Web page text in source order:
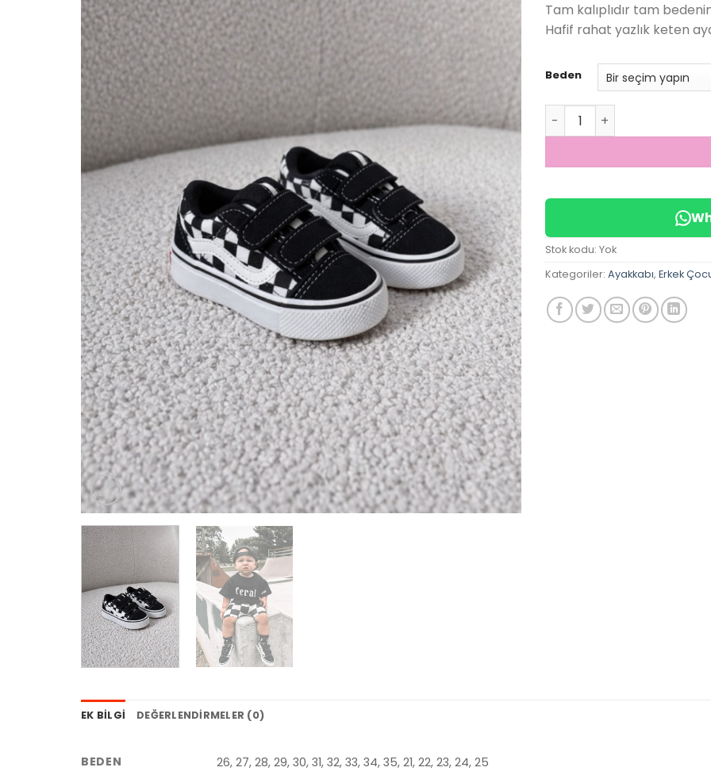
Tam kalıplıdır tam
Hafif rahat yazlık keten
Beden
Unisex Dama Detaylı
Stok kodu: Yok
Kategoriler: Ayakkabı, Erkek
EK BILGI DEĞERLENDIRMELER (0)
BEDEN 26, 27, 28, 29, 30, 31, 32, 33, 34, 35, 21, 22, 23, 24, 25